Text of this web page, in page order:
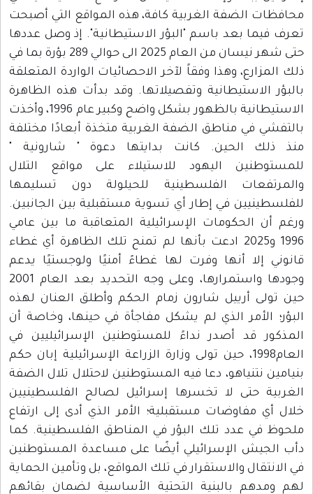
الضفة الغربية كافة، هذه المواقع التي أصبحت
بعد باسم "البؤر الاستيطانية". إذ وصل عددها
حتى شهر نيسان من العام 2025 الى حوالي 289 بؤرة بما في
وهذا وفقاً لآخر الاحصائيات الواردة المتعلقة
الاستيطانية وتفصيلاتها. وقد بدأت هذه الظاهرة
الاستيطانية بالظهور بشكل واضح وكبير عام 1996، وأخذت
في مناطق الضفة الغربية متخذة أبعادًا مختلفة
الحين. كانت بدايتها دعوة " شارونية "
اليهود للاستيلاء على مواقع التلال
الفلسطينية للحيلولة دون تسليمها
في إطار أي تسوية مستقبلية بين الجانبين.
الحكومات الإسرائيلية المتعاقبة ما بين عامي
1996 و2025 ادعت بأنها لم تمنح تلك الظاهرة أي غطاء
إلا أنها وفرت لها غطاءً أمنيًا ولوجستيًا يدعم
وجودها واستمرارها، وعلى وجه التحديد بعد العام 2001
أرييل شارون زمام الحكم وأطلق العنان لهذه
الأمر الذي لم يشكل مفاجأة في حينها، وخاصة أن
قد أصدر نداءً للمستوطنين الإسرائيليين في
العام1998، حين تولى وزارة الزراعة الإسرائيلية إبان حكم
نتنياهو، دعا فيه المستوطنين لاحتلال تلال الضفة
حتى لا تخسرها إسرائيل لصالح الفلسطينيين
مفاوضات مستقبلية؛ الأمر الذي أدى إلى ارتفاع
عدد تلك البؤر في المناطق الفلسطينية. كما
الإسرائيلي أيضًا على مساعدة المستوطنين
والاستقرار في تلك المواقع، بل وتأمين الحماية
بالبنية التحتية الأساسية لضمان بقائهم